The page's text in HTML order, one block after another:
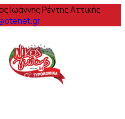
Ιωάννης Ρέντης Αττικής